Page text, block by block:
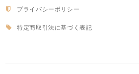
プライバシーポリシー
特定商取引法に基づく表記